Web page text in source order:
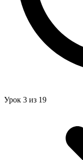
Урок 3 из 19